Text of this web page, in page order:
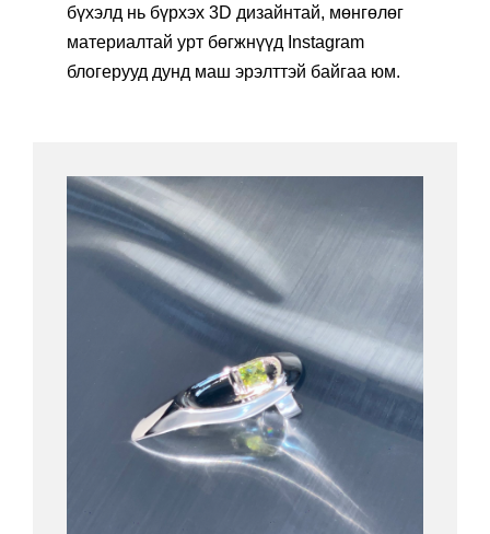
бүхэлд нь бүрхэх 3D дизайнтай, мөнгөлөг
материалтай урт бөгжнүүд Instagram
блогерууд дунд маш эрэлттэй байгаа юм.